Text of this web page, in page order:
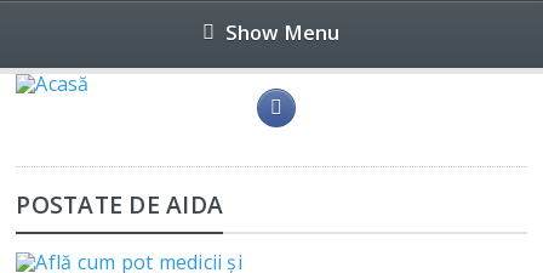
Show Menu
POSTATE DE AIDA